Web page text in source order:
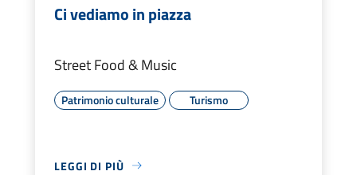
Ci vediamo in piazza
Street Food & Music
Patrimonio culturale Turismo
LEGGI DI PIÙ